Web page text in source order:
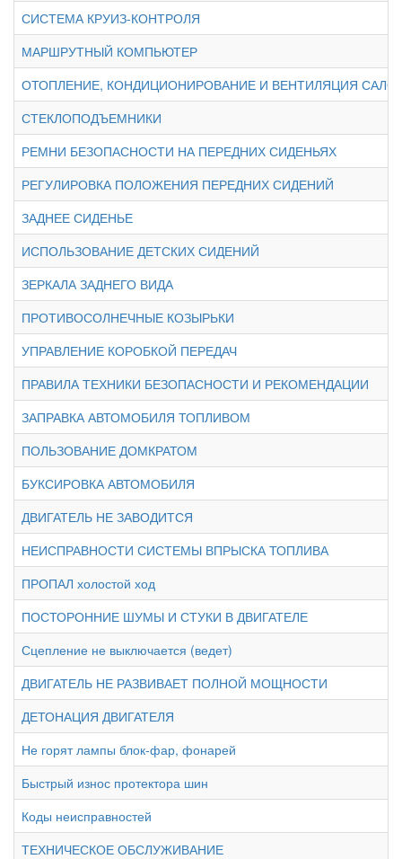
СИСТЕМА КРУИЗ-КОНТРОЛЯ
МАРШРУТНЫЙ КОМПЬЮТЕР
ОТОПЛЕНИЕ, КОНДИЦИОНИРОВАНИЕ И ВЕНТИЛЯЦИЯ
СТЕКЛОПОДЪЕМНИКИ
РЕМНИ БЕЗОПАСНОСТИ НА ПЕРЕДНИХ СИДЕНЬЯХ
РЕГУЛИРОВКА ПОЛОЖЕНИЯ ПЕРЕДНИХ СИДЕНИЙ
ЗАДНЕЕ СИДЕНЬЕ
ИСПОЛЬЗОВАНИЕ ДЕТСКИХ СИДЕНИЙ
ЗЕРКАЛА ЗАДНЕГО ВИДА
ПРОТИВОСОЛНЕЧНЫЕ КОЗЫРЬКИ
УПРАВЛЕНИЕ КОРОБКОЙ ПЕРЕДАЧ
ПРАВИЛА ТЕХНИКИ БЕЗОПАСНОСТИ И РЕКОМЕНДАЦИИ
ЗАПРАВКА АВТОМОБИЛЯ ТОПЛИВОМ
ПОЛЬЗОВАНИЕ ДОМКРАТОМ
БУКСИРОВКА АВТОМОБИЛЯ
ДВИГАТЕЛЬ НЕ ЗАВОДИТСЯ
НЕИСПРАВНОСТИ СИСТЕМЫ ВПРЫСКА ТОПЛИВА
ПРОПАЛ холостой ход
ПОСТОРОННИЕ ШУМЫ И СТУКИ В ДВИГАТЕЛЕ
Сцепление не выключается (ведет)
ДВИГАТЕЛЬ НЕ РАЗВИВАЕТ ПОЛНОЙ МОЩНОСТИ
ДЕТОНАЦИЯ ДВИГАТЕЛЯ
Не горят лампы блок-фар, фонарей
Быстрый износ протектора шин
Коды неисправностей
ТЕХНИЧЕСКОЕ ОБСЛУЖИВАНИЕ